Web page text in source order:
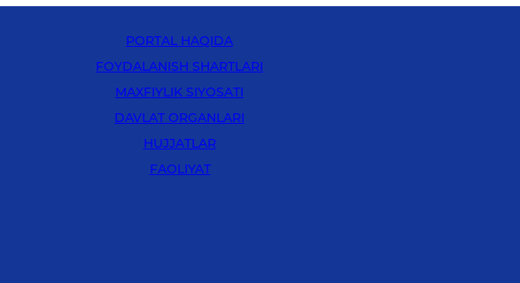
PORTAL HAQIDA
FOYDALANISH SHARTLARI
MAXFIYLIK SIYOSATI
DAVLAT ORGANLARI
HUJJATLAR
FAOLIYAT